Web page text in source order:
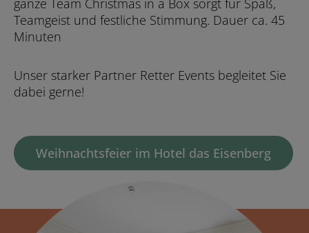
Teamgeist und festliche Stimmung. Dauer ca. 45
Minuten
Unser starker Partner Retter Events begleitet Sie
dabei gerne!
Weihnachtsfeier im Hotel das Eisenberg